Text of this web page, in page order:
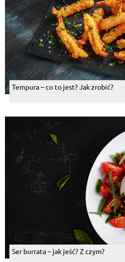
Tempura – co to jest? Jak zrobić?
Ser burrata – jak jeść? Z czym?